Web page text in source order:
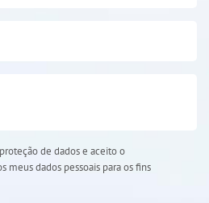
de dados e aceito o
meus dados pessoais para os fins